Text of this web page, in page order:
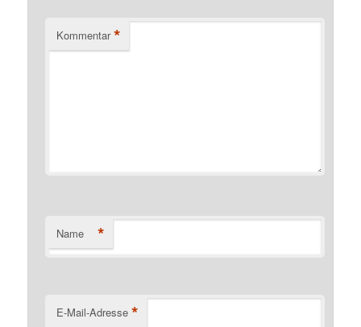
Kommentar *
Name *
E-Mail-Adresse *